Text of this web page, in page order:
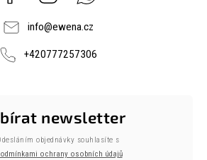
info@ewena.cz
+420777257306
newsletter
objednávky souhlasíte s
ochrany osobních údajů